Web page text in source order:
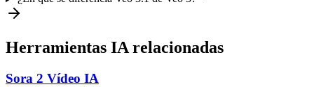
Herramientas IA relacionadas
Sora 2 Vídeo IA